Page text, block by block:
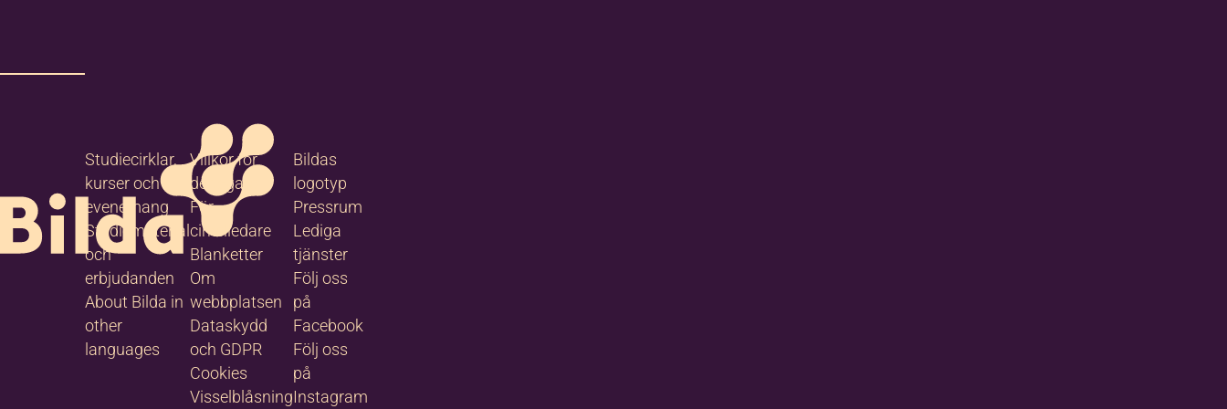
Studiecirklar,
kurser och
evenemang
Studiematerial
och
erbjudanden
About Bilda in
other
languages
Villkor för
deltagare
För
cirkelledare
Blanketter
Om
webbplatsen
Dataskydd
och GDPR
Cookies
Visselblåsning
Bildas
logotyp
Pressrum
Lediga
tjänster
Följ oss
på
Facebook
Följ oss
på
Instagram